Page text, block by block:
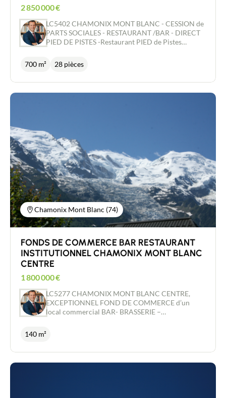
2 850 000€
LC5402 CHAMONIX MONT BLANC - CESSION de
PARTS SOCIALES - RESTAURANT /BAR - DIRECT
PIED DE PISTES -Restaurant PIED de Pistes
offrant une vue exceptionnelle sur l’ensemble du
massif du Mont-Blanc. L’établissement dispose
d’une extension et d’aménagements garantissant
des volumes confortables et une exploitation
optimale. L’ensemble comprend de vastes espaces
de restauration, cuisine professionnelle, zones de
stockage importantes et locaux techniques adaptés
à une activité intensive. Vente sous forme de
cession de parts de société (tous commerces) avec
bail commercial 3/6/9 en cours -Loyer trimestriel :
29 749,55 € TTC (24 791,29 € HT) plus Taxe
foncière de 1 566 €. Bien rare sur le secteur,
bénéficiant d’un emplacement stratégique en
COUP DE COEUR
700 m² 28 pièces
Chamonix Mont Blanc (74)
FONDS DE COMMERCE BAR RESTAURANT
INSTITUTIONNEL CHAMONIX MONT BLANC
CENTRE
1 800 000€
LC5277 CHAMONIX MONT BLANC CENTRE,
EXCEPTIONNEL FOND DE COMMERCE d’un
local commercial BAR- BRASSERIE –
140 m²